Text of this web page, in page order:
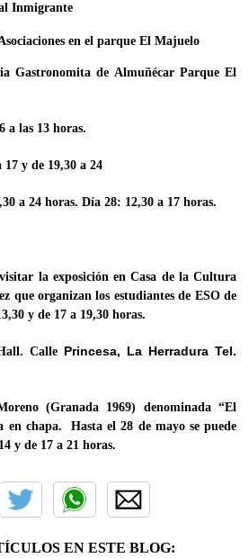
Inmigrante
en el parque El Majuelo
Gastronomita de Almuñécar Parque El
a las 13 horas.
y de 19,30 a 24
a 24 horas. Día 28: 12,30 a 17 horas.
la exposición en Casa de la Cultura
que organizan los estudiantes de ESO de
y de 17 a 19,30 horas.
. Calle Princesa, La Herradura Tel.
(Granada 1969) denominada “El
en chapa. Hasta el 28 de mayo se puede
y de 17 a 21 horas.
EN ESTE BLOG: